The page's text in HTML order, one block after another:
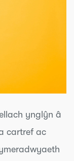
ynglŷn â
cartref ac